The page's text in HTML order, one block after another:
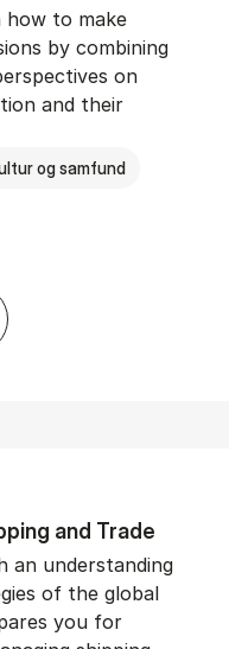
how to make
by combining
on
and their
og samfund
Ad­min­is­tra­tion and
and Trade
an understanding
of the global
you for